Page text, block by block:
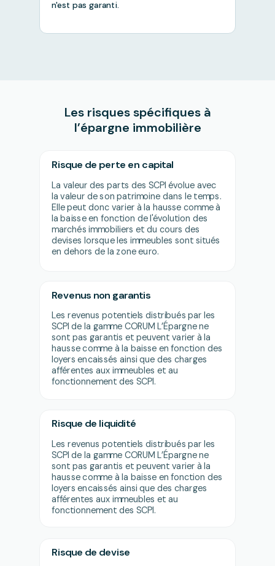
Les risques spécifiques à
l’épargne immobilière
Risque de perte en capital
La valeur des parts des SCPI évolue avec
la valeur de son patrimoine dans le temps.
Elle peut donc varier à la hausse comme à
la baisse en fonction de l'évolution des
marchés immobiliers et du cours des
devises lorsque les immeubles sont situés
en dehors de la zone euro.
Revenus non garantis
Les revenus potentiels distribués par les
SCPI de la gamme CORUM L’Épargne ne
sont pas garantis et peuvent varier à la
hausse comme à la baisse en fonction des
loyers encaissés ainsi que des charges
afférentes aux immeubles et au
fonctionnement des SCPI.
Risque de liquidité
Les revenus potentiels distribués par les
SCPI de la gamme CORUM L’Épargne ne
sont pas garantis et peuvent varier à la
hausse comme à la baisse en fonction des
loyers encaissés ainsi que des charges
afférentes aux immeubles et au
fonctionnement des SCPI.
Risque de devise
n'est pas garanti.